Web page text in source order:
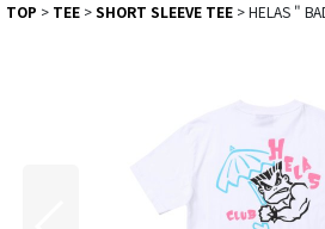
TOP > TEE >SHORT SLEEVE TEE >HELAS "